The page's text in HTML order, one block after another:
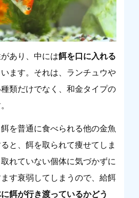
あり、中には餌を口に入れる
ます。それは、ランチュウや
類だけでなく、和金タイプの
を普通に食べられる他の金魚
と、餌を取られて痩せてしま
れていない個体に気づかずに
す衰弱してしまうので、給餌
餌が行き渡っているかどう